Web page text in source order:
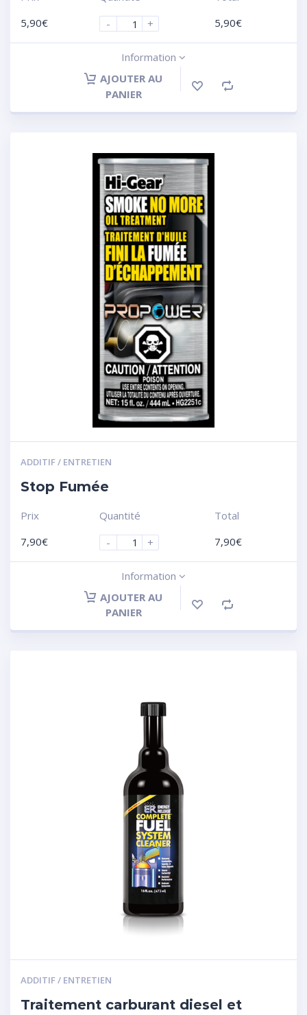
5,90€
-
+
5,90€
Information
AJOUTER AU
PANIER
ADDITIF / ENTRETIEN
Stop Fumée
Prix
7,90€
Quantité
-
+
Total
7,90€
Information
AJOUTER AU
PANIER
ADDITIF / ENTRETIEN
Traitement carburant diesel et